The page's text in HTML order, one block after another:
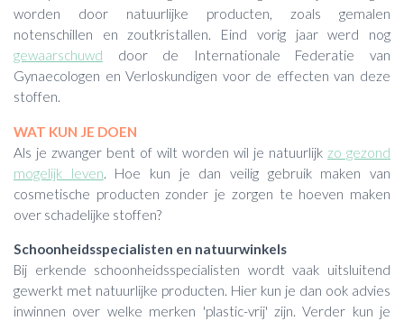
worden door natuurlijke producten, zoals gemalen
notenschillen en zoutkristallen. Eind vorig jaar werd nog
gewaarschuwd door de Internationale Federatie van
Gynaecologen en Verloskundigen voor de effecten van deze
stoffen.
WAT KUN JE DOEN
Als je zwanger bent of wilt worden wil je natuurlijk zo gezond
mogelijk leven . Hoe kun je dan veilig gebruik maken van
cosmetische producten zonder je zorgen te hoeven maken
over schadelijke stoffen?
Schoonheidsspecialisten en natuurwinkels
Bij erkende schoonheidsspecialisten wordt vaak uitsluitend
gewerkt met natuurlijke producten. Hier kun je dan ook advies
inwinnen over welke merken 'plastic-vrij' zijn. Verder kun je